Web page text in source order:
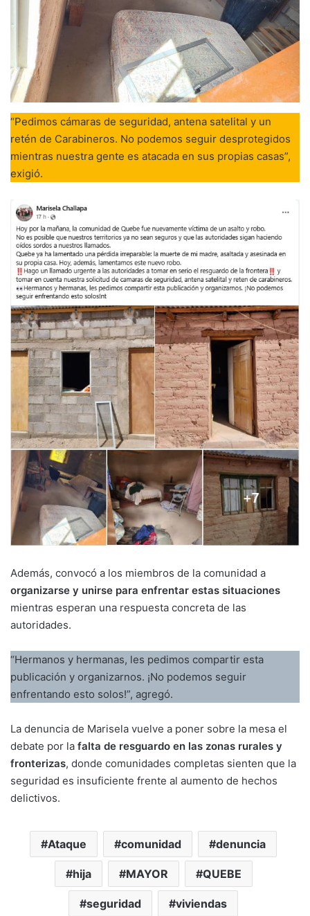
“Pedimos cámaras de seguridad, antena satelital y un
retén de Carabineros. No podemos seguir desprotegidos
mientras nuestra gente es atacada en sus propias casas”,
exigió.
Además, convocó a los miembros de la comunidad a
organizarse y unirse para enfrentar estas situaciones
mientras esperan una respuesta concreta de las
autoridades.
“Hermanos y hermanas, les pedimos compartir esta
publicación y organizarnos. ¡No podemos seguir
enfrentando esto solos!”, agregó.
La denuncia de Marisela vuelve a poner sobre la mesa el
debate por la falta de resguardo en las zonas rurales y
fronterizas, donde comunidades completas sienten que la
seguridad es insuficiente frente al aumento de hechos
delictivos.
Ataque comunidad denuncia
hija MAYOR QUEBE
seguridad viviendas